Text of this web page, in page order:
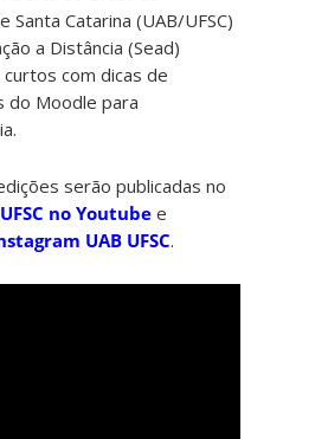
Santa Catarina (UAB/UFSC)
a Distância (Sead)
com dicas de
do Moodle para
serão publicadas no
no Youtube e
UAB UFSC.